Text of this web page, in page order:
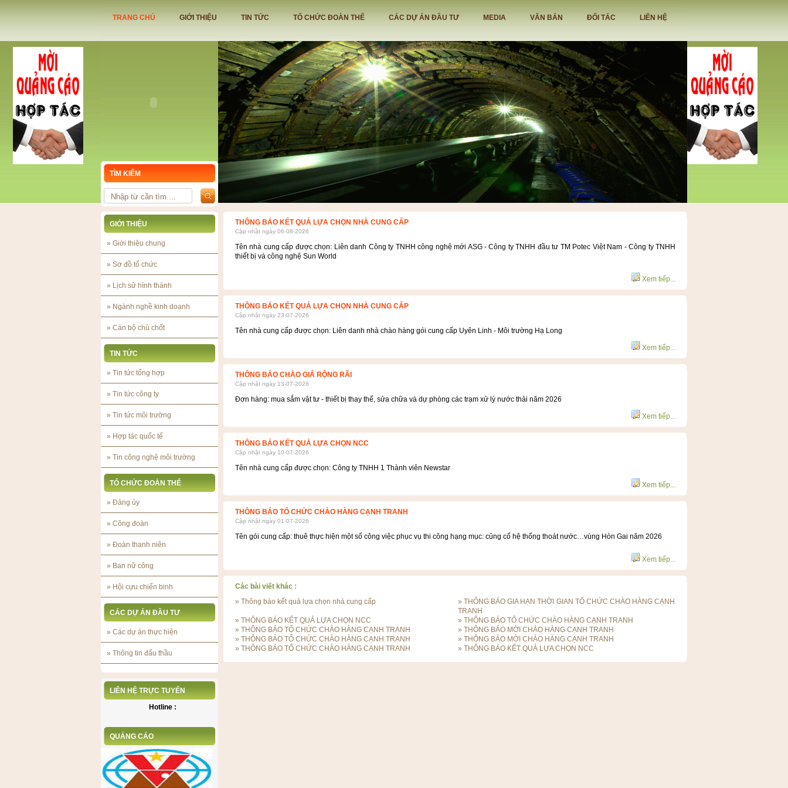
TRANG CHỦ GIỚI THIỆU TIN TỨC TỔ CHỨC ĐOÀN THỂ CÁC DỰ ÁN ĐẦU TƯ MEDIA VĂN BẢN ĐỐI TÁC LIÊN HỆ
HỆ THỐNG VẬN TẢI THAN LÉP MỸ RA CẢNG KM6
TÌM KIẾM
GIỚI THIỆU
» Giới thiệu chung
» Sơ đồ tổ chức
» Lịch sử hình thành
» Ngành nghề kinh doanh
» Cán bộ chủ chốt
TIN TỨC
» Tin tức tổng hợp
» Tin tức công ty
» Tin tức môi trường
» Hợp tác quốc tế
» Tin công nghệ môi trường
TỔ CHỨC ĐOÀN THỂ
» Đảng ủy
» Công đoàn
» Đoàn thanh niên
» Ban nữ công
» Hội cựu chiến binh
CÁC DỰ ÁN ĐẦU TƯ
» Các dự án thực hiện
» Thông tin đấu thầu
LIÊN HỆ TRỰC TUYẾN
Hotline :
QUẢNG CÁO
THÔNG BÁO KẾT QUẢ LỰA CHỌN NHÀ CUNG CẤP
Cập nhật ngày 06-08-2026
Tên nhà cung cấp được chọn: Liên danh Công ty TNHH công nghệ mới ASG - Công ty TNHH đầu tư TM Potec Việt Nam - Công ty TNHH
thiết bị và công nghệ Sun World
Xem tiếp...
THÔNG BÁO KẾT QUẢ LỰA CHỌN NHÀ CUNG CẤP
Cập nhật ngày 23-07-2026
Tên nhà cung cấp được chọn: Liên danh nhà chào hàng gói cung cấp Uyên Linh - Môi trường Hạ Long
Xem tiếp...
THÔNG BÁO CHÀO GIÁ RỘNG RÃI
Cập nhật ngày 13-07-2026
Đơn hàng: mua sắm vật tư - thiết bị thay thế, sửa chữa và dự phòng các trạm xử lý nước thải năm 2026
Xem tiếp...
THÔNG BÁO KẾT QUẢ LỰA CHỌN NCC
Cập nhật ngày 10-07-2026
Tên nhà cung cấp được chọn: Công ty TNHH 1 Thành viên Newstar
Xem tiếp...
THÔNG BÁO TỔ CHỨC CHÀO HÀNG CẠNH TRANH
Cập nhật ngày 01-07-2026
Tên gói cung cấp: thuê thực hiện một số công việc phục vụ thi công hạng mục: củng cố hệ thống thoát nước…vùng Hòn Gai năm 2026
Xem tiếp...
Các bài viết khác :
» Thông báo kết quả lựa chọn nhà cung cấp »THÔNG BÁO GIA HẠN THỜI GIAN TỔ CHỨC CHÀO HÀNG CẠNH
TRANH
» THÔNG BÁO KẾT QUẢ LỰA CHỌN NCC » THÔNG BÁO TỔ CHỨC CHÀO HÀNG CẠNH TRANH
» THÔNG BÁO TỔ CHỨC CHÀO HÀNG CẠNH TRANH » THÔNG BÁO MỜI CHÀO HÀNG CẠNH TRANH
» THÔNG BÁO TỔ CHỨC CHÀO HÀNG CẠNH TRANH » THÔNG BÁO MỜI CHÀO HÀNG CẠNH TRANH
» THÔNG BÁO TỔ CHỨC CHÀO HÀNG CẠNH TRANH » THÔNG BÁO KẾT QUẢ LỰA CHỌN NCC